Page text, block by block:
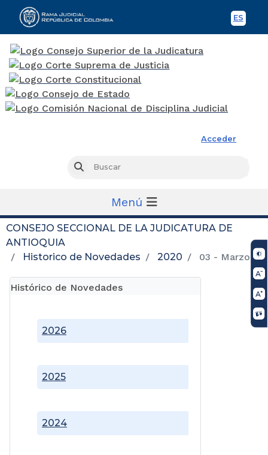
ES
Acceder
Buscar
Menú
CONSEJO SECCIONAL DE LA JUDICATURA DE
ANTIOQUIA
Historico de Novedades
2020 03 - Marzo
Histórico de Novedades
2024
2025
2026